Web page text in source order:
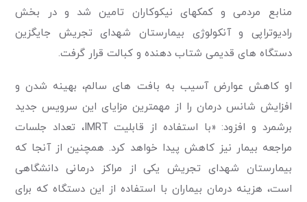
منابع مردمی و کمکهای نیکوکاران تامین شد و در بخش
رادیوتراپی و آنکولوژی بیمارستان شهدای تجریش جایگزین
دستگاه های قدیمی شتاب دهنده و کبالت قرار گرفت.
او کاهش عوارض آسیب به بافت های سالم، بهینه شدن و
افزایش شانس درمان را از مهمترین مزایای این سرویس جدید
برشمرد و افزود: «با استفاده از قابلیت IMRT، تعداد جلسات
مراجعه بیمار نیز کاهش پیدا خواهد کرد. همچنین از آنجا که
بیمارستان شهدای تجریش یکی از مراکز درمانی دانشگاهی
است، هزینه درمان بیماران با استفاده از این دستگاه که برای